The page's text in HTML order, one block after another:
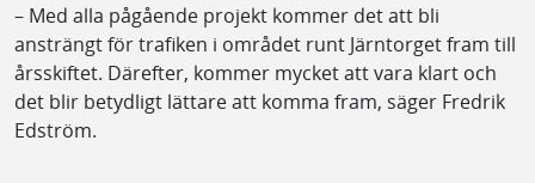
– Med alla pågående projekt kommer det att bli
ansträngt för trafiken i området runt Järntorget fram till
årsskiftet. Därefter, kommer mycket att vara klart och
det blir betydligt lättare att komma fram, säger Fredrik
Edström.